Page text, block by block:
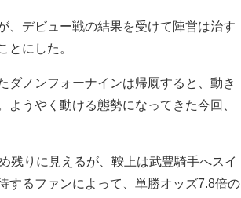
デビュー戦の結果を受けて陣営は治す
とにした。
ノンフォーナインは帰厩すると、動き
うやく動ける態勢になってきた今回、
りに見えるが、鞍上は武豊騎手へスイ
するファンによって、単勝オッズ7.8倍の